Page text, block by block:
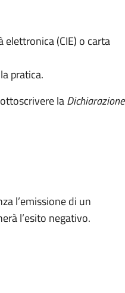
elettronica (CIE) o carta
pratica.
laDichiarazione
l’emissione di un
l’esito negativo.